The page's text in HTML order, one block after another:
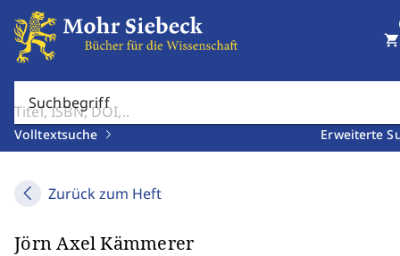
Suchbegriff
Volltextsuche Erweiterte
shopping_cart
Zurück zum Heft
Jörn Axel Kämmerer